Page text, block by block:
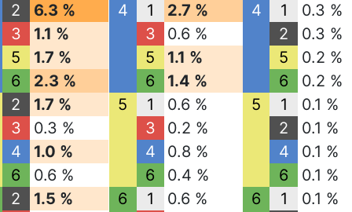
2
6.3 %
3
1.1 %
5
1.7 %
6
2.3 %
2
1.7 %
3
0.3 %
4
1.0 %
6
0.6 %
2
1.5 %
4
1
2.7 %
3
0.6 %
5
1.1 %
6
1.4 %
5
1
0.6 %
3
0.2 %
4
0.8 %
6
0.4 %
6
1
0.6 %
4
1
0.3 %
2
0.3 %
5
0.2 %
6
0.2 %
5
1
0.1 %
2
0.1 %
4
0.1 %
6
0.1 %
6
1
0.1 %